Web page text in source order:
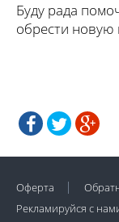
Буду рада
обрести
Оферта
Рекламируйся с